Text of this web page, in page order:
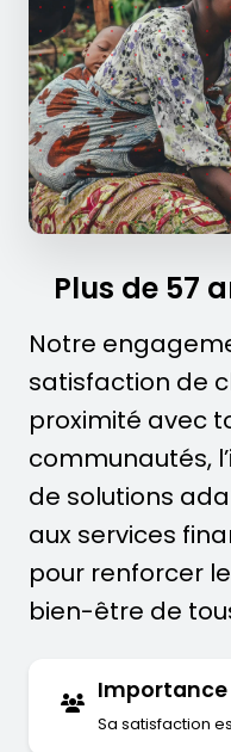
Plus de 57
Notre
satisfaction de
proximité avec
communautés,
de solutions
aux services
pour renforcer
bien-être de
Sa satisfaction